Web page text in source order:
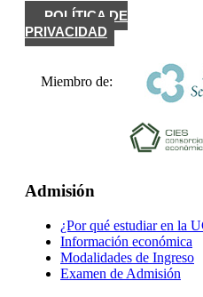
POLÍTICA DE
PRIVACIDAD
Miembro de:
Admisión
¿Por qué estudiar en la
Información económica
Modalidades de Ingreso
Examen de Admisión